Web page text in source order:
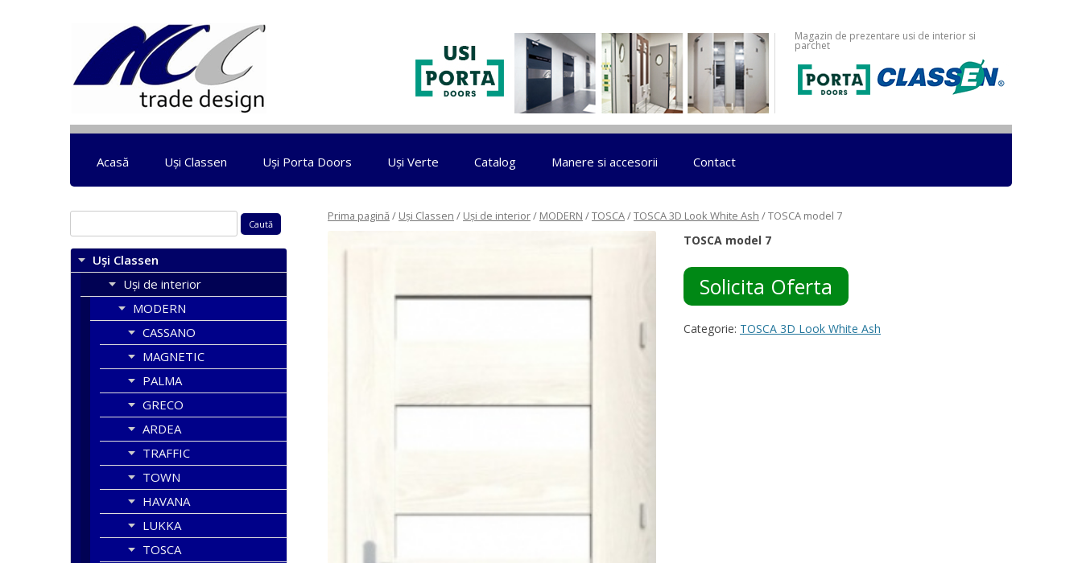
Magazin de prezentare usi de interior si
parchet
Sari la conținut
Acasă Uși Classen Uși Porta Doors Uși Verte Catalog Manere si accesorii Contact
Prima pagină / Uși Classen / Uși de interior/ MODERN /TOSCA/TOSCA 3D Look White Ash / TOSCA model 7
TOSCA model 7
Solicita Oferta
Categorie: TOSCA 3D Look White Ash
după:
Uși Classen
Uși de interior
MODERN
CASSANO
MAGNETIC
PALMA
GRECO
ARDEA
TRAFFIC
TOWN
HAVANA
LUKKA
TOSCA